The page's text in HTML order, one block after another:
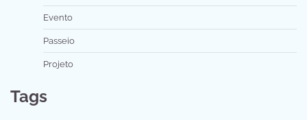
Evento
Passeio
Projeto
Tags